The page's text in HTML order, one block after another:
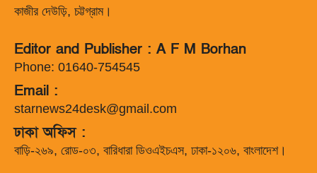
কাজীর দেউড়ি, চট্টগ্রাম।
Editor and Publisher : A F M Borhan
Phone: 01640-754545
Email :
starnews24desk@gmail.com
ঢাকা অফিস :
বাড়ি-২৬৯, রোড-০৩, বারিধারা ডিওএইচএস, ঢাকা-১২০৬, বাংলাদেশ।